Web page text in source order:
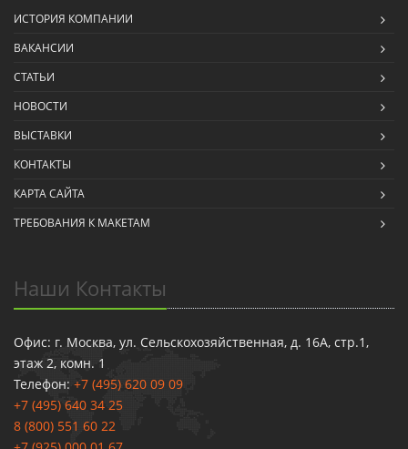
ИСТОРИЯ КОМПАНИИ
ВАКАНСИИ
СТАТЬИ
НОВОСТИ
ВЫСТАВКИ
КОНТАКТЫ
КАРТА САЙТА
ТРЕБОВАНИЯ К МАКЕТАМ
Наши Контакты
Офис: г. Москва, ул. Сельскохозяйственная, д. 16А, стр.1,
этаж 2, комн. 1
Телефон: +7 (495) 620 09 09
+7 (495) 640 34 25
8 (800) 551 60 22